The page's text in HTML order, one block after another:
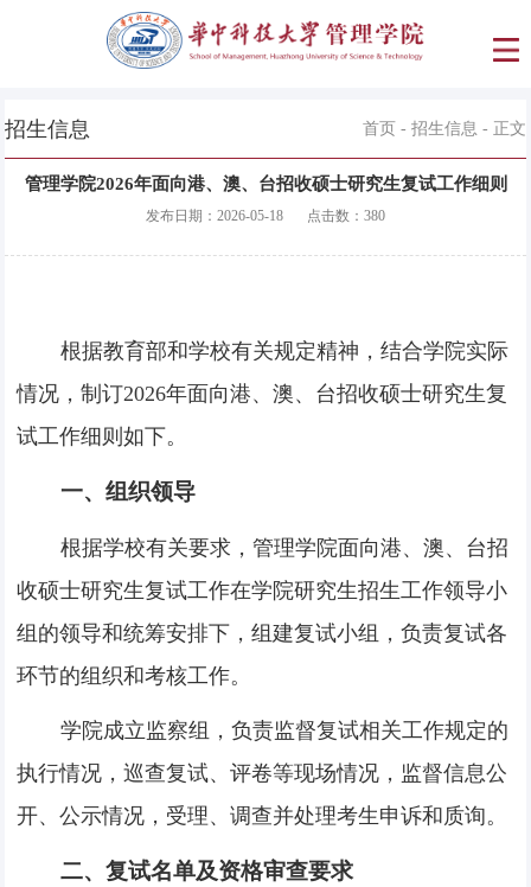
招生信息 首页 - 招生信息 - 正文
管理学院2026年面向港、澳、台招收硕士研究生复试工作细则
发布日期： 2026-05-18 点击数： 380
根据教育部和学校有关规定精神，结合学院实际
情况，制订2026年面向港、澳、台招收硕士研究生复
试工作细则如下。
一、组织领导
根据学校有关要求，管理学院面向港、澳、台招
收硕士研究生复试工作在学院研究生招生工作领导小
组的领导和统筹安排下，组建复试小组，负责复试各
环节的组织和考核工作。
学院成立监察组，负责监督复试相关工作规定的
执行情况，巡查复试、评卷等现场情况，监督信息公
开、公示情况，受理、调查并处理考生申诉和质询。
二、复试名单及资格审查要求